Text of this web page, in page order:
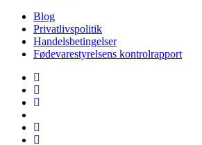
Blog
Privatlivspolitik
Handelsbetingelser
Fødevarestyrelsens kontrolrapport
facebook
linkedin
instagram
phone
email